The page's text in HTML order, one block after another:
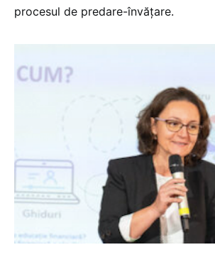
procesul de predare-învățare.